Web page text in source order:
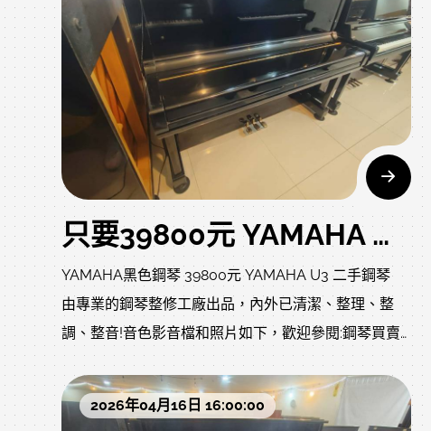
中古升降琴椅、保固2年、不含運(北部一樓或電梯 大約
2000左右)、除濕棒、耐重珠碗、拭琴布、琴油
售價:53800 不二價 已經很便宜 同品質中古鋼琴商品不
怕您比較 歡迎比價，售價優惠請勿過多要求，無法跟
全新一樣!商品簡介：高度:109cm / 深度:56cm / 寬
度:148cm 重量:200kg 88鍵 3支踏板(附弱音裝置)
只要39800元 YAMAHA U3 T3萬號 二手鋼琴
YAMAHA黑色鋼琴 39800元 YAMAHA U3 二手鋼琴
由專業的鋼琴整修工廠出品，內外已清潔、整理、整
調、整音!音色影音檔和照片如下，歡迎參閱:鋼琴買賣/
鋼琴回收/鋼琴收購/鋼琴批發/鋼琴搬運/鋼琴調音/鋼
琴維修/鋼琴保養/全新鋼琴/中古鋼琴/二手鋼琴/鋼琴
報廢/鋼琴估價文章分享:在社團跟一般網友買二手鋼琴
2026年04月16日 16:00:00